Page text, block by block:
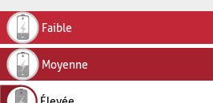
Faible
Moyenne